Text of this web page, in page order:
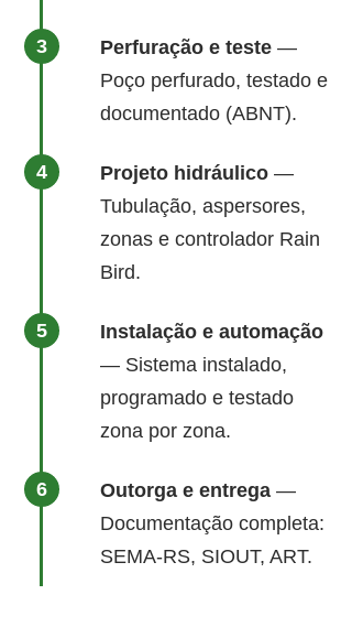
Perfuração e teste —
Poço perfurado, testado e
documentado (ABNT).
Projeto hidráulico —
Tubulação, aspersores,
zonas e controlador Rain
Bird.
Instalação e automação
— Sistema instalado,
programado e testado
zona por zona.
Outorga e entrega —
Documentação completa:
SEMA-RS, SIOUT, ART.